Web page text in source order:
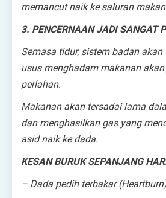
memancut naik ke saluran
3. PENCERNAAN JADI SANGAT
Semasa tidur, sistem badan akan
usus menghadam makanan
perlahan.
Makanan akan tersadai lama
dan menghasilkan gas yang
asid naik ke dada.
KESAN BURUK SEPANJANG
– Dada pedih terbakar